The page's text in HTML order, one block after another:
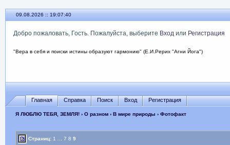
09.08.2026 :: 19:07:41
Добро пожаловать, Гость. Пожалуйста, выберите Входили Регистрация
"Вера в себя и поиски истины образуют гармонию" (Е.И.Рерих "Агни Йога")
Главная Справка Поиск Вход Регистрация
Я ЛЮБЛЮ ТЕБЯ, ЗЕМЛЯ!› О разном› В мире природы › Фотофакт
Страниц: 1 7 8 9